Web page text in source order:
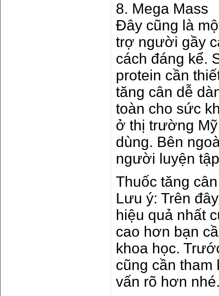
8. Mega Mass
Đây cũng là
trợ người gầy
cách đáng kể.
protein cần
tăng cân dễ
toàn cho sức
ở thị trường
dùng. Bên
người luyện
Thuốc tăng
Lưu ý: Trên
hiệu quả nhất
cao hơn bạn
khoa học.
cũng cần
vấn rõ hơn